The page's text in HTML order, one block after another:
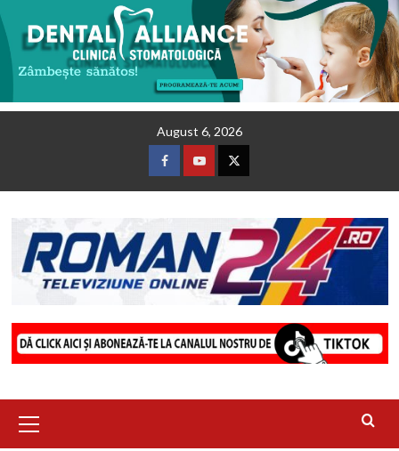
August 6, 2026
FacebookYoutubeTwitter
Menu